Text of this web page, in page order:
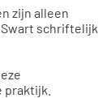
zijn alleen
schriftelijk